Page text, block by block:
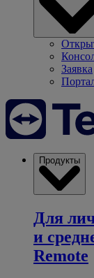
Заявка
Продукты
Для
и
Remote